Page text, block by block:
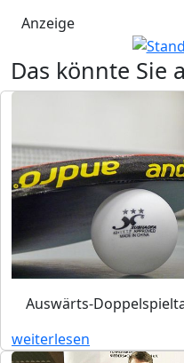
Anzeige
Das könnte Sie
Auswärts-
weiterlesen